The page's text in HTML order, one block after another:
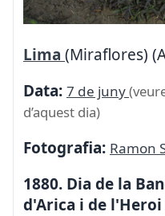
Lima (Miraflores)
Data: 7 de juny
d’aquest dia)
Fotografia: Ramon
1880. Dia de la
d'Arica i de l'Heroi